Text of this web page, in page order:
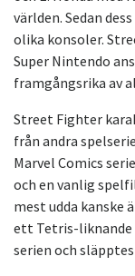
världen. Sedan
olika konsoler.
Super Nintendo
framgångsrika av
Street Fighter
från andra
Marvel Comics
och en vanlig
mest udda kanske
ett Tetris-liknande
serien och